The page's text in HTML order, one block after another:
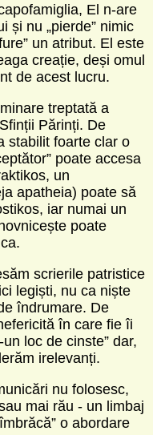
El n-are
și nu „pierde” nimic
un atribut. El este
creație, deși omul
de acest lucru.
treptată a
Părinți. De
stabilit foarte clar o
poate accesa
un
apatheia) poate să
iar numai un
poate
scrierile patristice
legiști, nu ca niște
îndrumare. De
în care fie îi
loc de cinste” dar,
irelevanți.
nu folosesc,
mai rău - un limbaj
o abordare